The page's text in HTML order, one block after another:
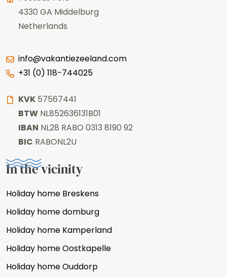
4330 GA Middelburg
Netherlands
info@vakantiezeeland.com
+31 (0) 118-744025
KVK 57567441
BTW NL852636131B01
IBAN NL28 RABO 0313 8190 92
BIC RABONL2U
In the vicinity
Holiday home Breskens
Holiday home domburg
Holiday home Kamperland
Holiday home Oostkapelle
Holiday home Ouddorp